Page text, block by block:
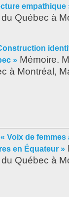
empathique
Québec à
» Mémoire.
à Montréal,
« Voix de
en Équateur »
Québec à